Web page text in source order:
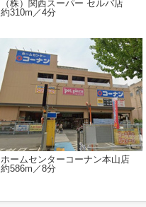
（株）関西スーパー セルバ店
約310m／4分
ホームセンターコーナン本山店
約586m／8分